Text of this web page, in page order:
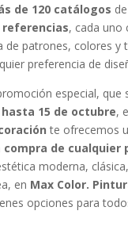
de 120 catálogos
referencias, cada uno
de patrones, colores y
preferencia de
especial, que
hasta 15 de octubre,
te ofrecemos
compra de cualquier
moderna,
en Max Color.
opciones para